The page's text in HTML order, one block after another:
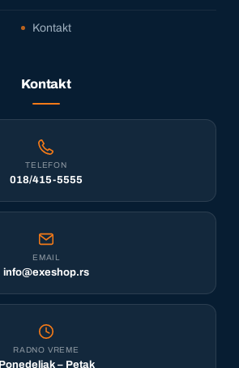
Kontakt
Kontakt
TELEFON
018/415-5555
EMAIL
info@exeshop.rs
RADNO VREME
Ponedeljak – Petak